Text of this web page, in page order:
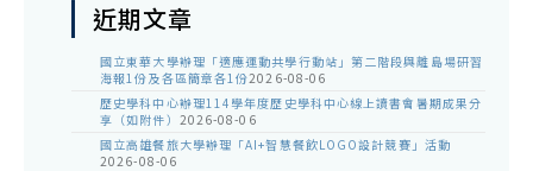
近期文章
國立東華大學辦理「適應運動共學行動站」第二階段與離島場研習
海報1份及各區簡章各1份2026-08-06
歷史學科中心辦理114學年度歷史學科中心線上讀書會暑期成果分
享（如附件） 2026-08-06
國立高雄餐旅大學辦理「AI+智慧餐飲LOGO設計競賽」活動
2026-08-06